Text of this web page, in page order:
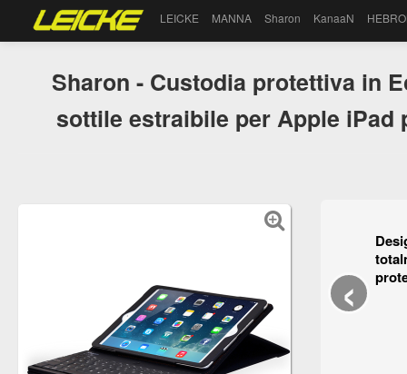
LEICKE MANNA Sharon KanaaN
Sharon - Custodia protettiva in
sottile estraibile per Apple iPad
‹